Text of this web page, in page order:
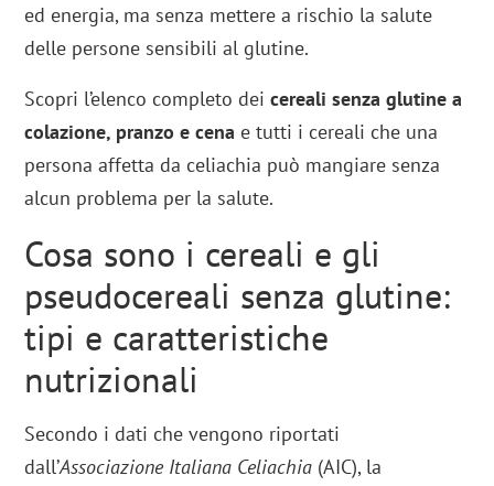
ed energia, ma senza mettere a rischio la salute
delle persone sensibili al glutine.
Scopri l’elenco completo deicereali senza glutine a
colazione, pranzo e cena e tutti i cereali che una
persona affetta da celiachia può mangiare senza
alcun problema per la salute.
Cosa sono i cereali e gli
pseudocereali senza glutine:
tipi e caratteristiche
nutrizionali
Secondo i dati che vengono riportati
dall’Associazione Italiana Celiachia (AIC), la